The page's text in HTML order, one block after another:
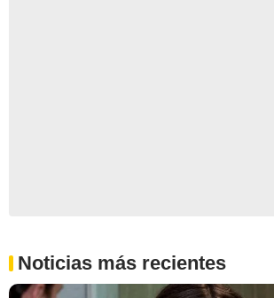
Noticias más recientes